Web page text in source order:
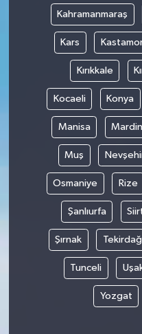
Kahramanmaraş
Kars
Kırıkkale
Kocaeli Konya
Manisa Mardin
Muş
Osmaniye Rize
Şanlıurfa
Şırnak Tekirdağ
Tunceli
Yozgat